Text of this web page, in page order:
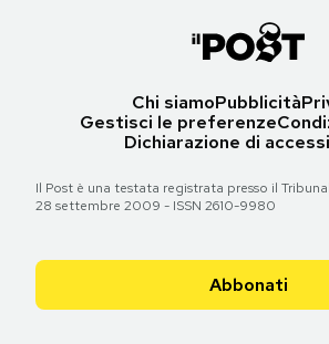
Chi siamoPubblicità
Gestisci le preferenze
Dichiarazione di
Il Post è una testata registrata presso il
28 settembre 2009 - ISSN 2610-9980
Abbonati